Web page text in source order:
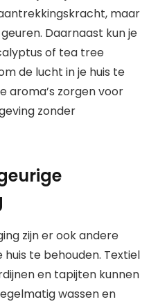
maar
Daarnaast kun je
of tea tree
de lucht in je huis te
aroma’s zorgen voor
zonder
zijn er ook andere
te behouden. Textiel
en tapijten kunnen
wassen en